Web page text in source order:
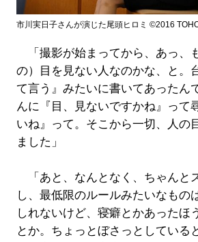
市川実日子さんが演じた尾頭ヒロミ ©2016
「撮影が始まってから、あっ、
の）目を見ない人なのかな、と。
て言う』みたいに書いてあったん
んに『目、見ないですかね』って
いね』って。そこから一切、人の
ました」
「あと、なんとなく、ちゃんと
し、最低限のルールみたいなもの
しれないけど、寝癖とかあったほ
とか。ちょっとぼさっとしている